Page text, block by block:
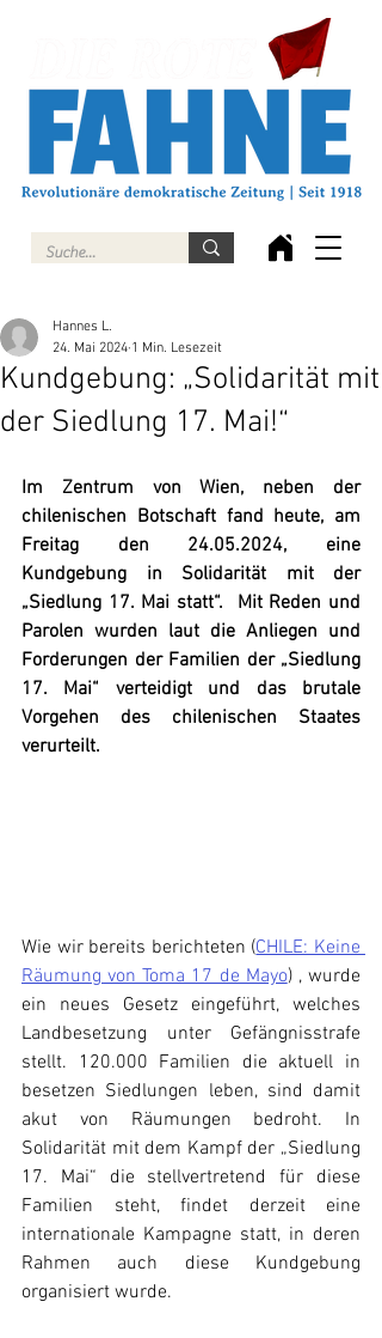
Kundgebung: „Solidarität mit
der Siedlung 17. Mai!“
Hannes L.
24. Mai 2024 1 Min. Lesezeit
Im Zentrum von Wien, neben der
chilenischen Botschaft fand heute, am
Freitag den 24.05.2024, eine
Kundgebung in Solidarität mit der
„Siedlung 17. Mai statt“.  Mit Reden und
Parolen wurden laut die Anliegen und
Forderungen der Familien der „Siedlung
17. Mai“ verteidigt und das brutale
Vorgehen des chilenischen Staates
verurteilt.
Wie wir bereits berichteten (CHILE: Keine
Räumung von Toma 17 de Mayo) , wurde
ein neues Gesetz eingeführt, welches
Landbesetzung unter Gefängnisstrafe
stellt. 120.000 Familien die aktuell in
besetzen Siedlungen leben, sind damit
akut von Räumungen bedroht. In
Solidarität mit dem Kampf der „Siedlung
17. Mai“ die stellvertretend für diese
Familien steht, findet derzeit eine
internationale Kampagne statt, in deren
Rahmen auch diese Kundgebung
organisiert wurde.